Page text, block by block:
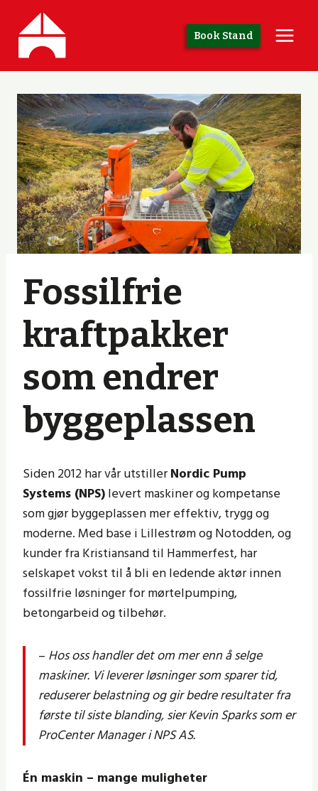
content
Book Stand
Fossilfrie
kraftpakker
som endrer
byggeplassen
Siden 2012 har vår utstillerNordic Pump
Systems (NPS)levert maskiner og kompetanse
som gjør byggeplassen mer effektiv, trygg og
moderne. Med base i Lillestrøm og Notodden, og
kunder fra Kristiansand til Hammerfest, har
selskapet vokst til å bli en ledende aktør innen
fossilfrie løsninger for mørtelpumping,
betongarbeid og tilbehør.
– Hos oss handler det om mer enn å selge
maskiner. Vi leverer løsninger som sparer tid,
reduserer belastning og gir bedre resultater fra
første til siste blanding, sier Kevin Sparks som er
ProCenter Manager i NPS AS.
Én maskin – mange muligheter